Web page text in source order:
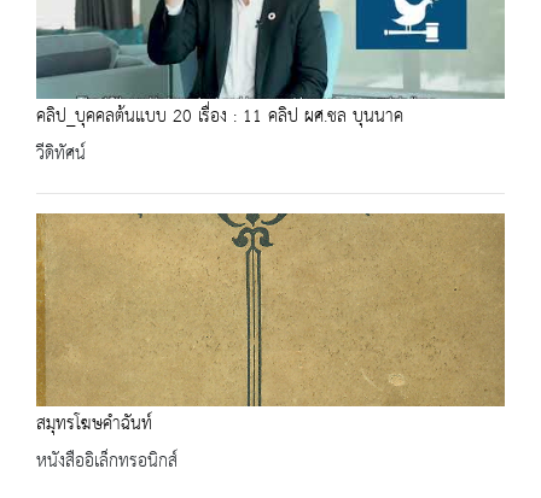
คลิป_บุคคลต้นแบบ 20 เรื่อง : 11 คลิป ผศ.ชล บุนนาค
วีดิทัศน์
สมุทรโฆษคำฉันท์
หนังสืออิเล็กทรอนิกส์